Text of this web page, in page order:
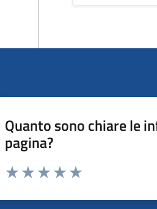
Quanto sono chiare le
pagina?
Valuta da 1 a 5 stelle la pagina